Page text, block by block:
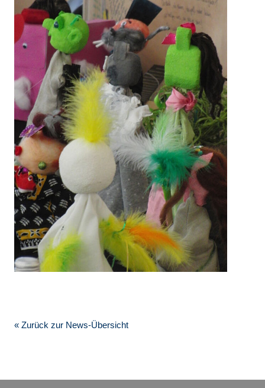
« Zurück zur News-Übersicht